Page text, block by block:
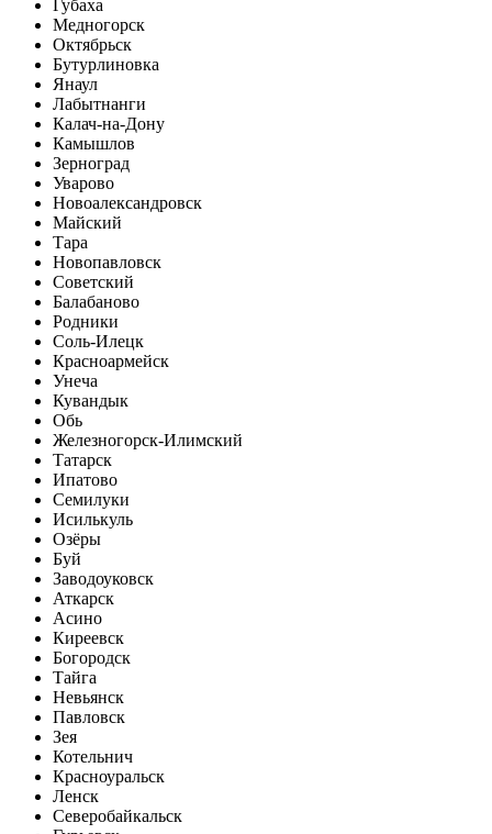
Губаха
Медногорск
Октябрьск
Бутурлиновка
Янаул
Лабытнанги
Калач-на-Дону
Камышлов
Зерноград
Уварово
Новоалександровск
Майский
Тара
Новопавловск
Советский
Балабаново
Родники
Соль-Илецк
Красноармейск
Унеча
Кувандык
Обь
Железногорск-Илимский
Татарск
Ипатово
Семилуки
Исилькуль
Озёры
Буй
Заводоуковск
Аткарск
Асино
Киреевск
Богородск
Тайга
Невьянск
Павловск
Зея
Котельнич
Красноуральск
Ленск
Северобайкальск